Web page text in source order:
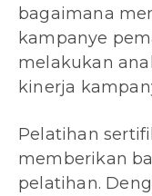
bagaimana
kampanye
melakukan
kinerja
Pelatihan
memberikan
pelatihan.